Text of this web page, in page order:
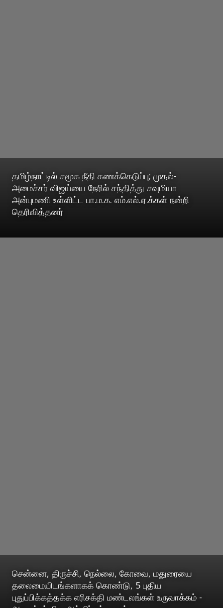
தமிழ்நாட்டில் சமூக நீதி கணக்கெடுப்பு; முதல்-
அமைச்சர் விஜய்யை நேரில் சந்தித்து சவுமியா
அன்புமணி உள்ளிட்ட பா.ம.க. எம்.எல்.ஏ.க்கள் நன்றி
தெரிவித்தனர்
சென்னை, திருச்சி, நெல்லை, கோவை, மதுரையை
தலைமையிடங்களாகக் கொண்டு, 5 புதிய
புதுப்பிக்கத்தக்க எரிசக்தி மண்டலங்கள் உருவாக்கம் -